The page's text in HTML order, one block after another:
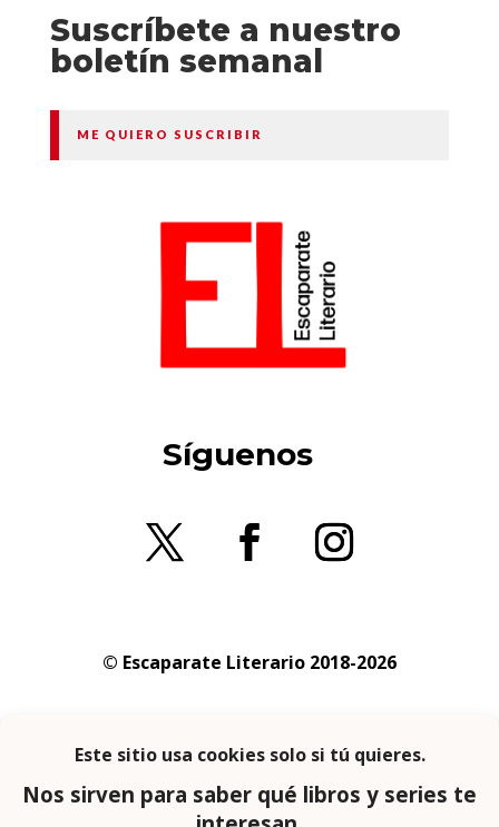
Suscríbete a nuestro
boletín semanal
ME QUIERO SUSCRIBIR
Síguenos
© Escaparate Literario 2018-2026
privacidad